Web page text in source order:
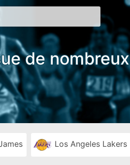
de nombreux
Los Angeles Lakers